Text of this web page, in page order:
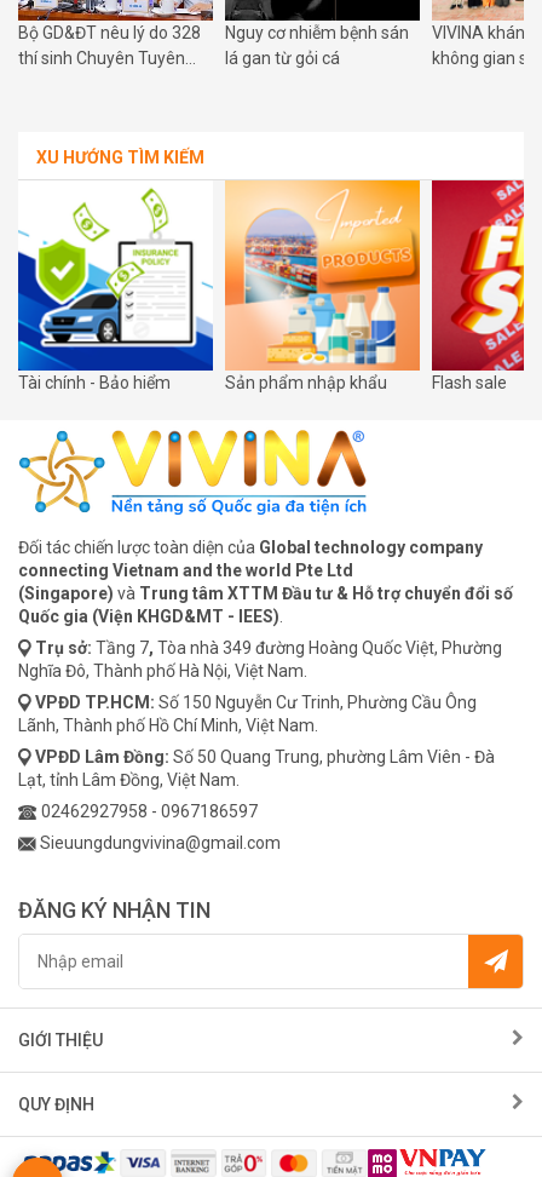
Bộ GD&ĐT nêu lý do 328
thí sinh Chuyên Tuyên
Nguy cơ nhiễm bệnh sán
lá gan từ gỏi cá
VIVINA khánh
không gian
XU HƯỚNG TÌM KIẾM
Tài chính - Bảo hiểm Sản phẩm nhập khẩu Flash sale
Đối tác chiến lược toàn diện của Global technology company
connecting Vietnam and the world Pte Ltd
(Singapore) và Trung tâm XTTM Đầu tư & Hỗ trợ chuyển đổi số
Quốc gia (Viện KHGD&MT - IEES)
Trụ sở: Tầng 7, Tòa nhà 349 đường Hoàng Quốc Việt, Phường
Nghĩa Đô, Thành phố Hà Nội, Việt Nam.
VPĐD TP.HCM: Số 150 Nguyễn Cư Trinh, Phường Cầu Ông
Lãnh, Thành phố Hồ Chí Minh, Việt Nam.
VPĐD Lâm Đồng: Số 50 Quang Trung, phường Lâm Viên - Đà
Lạt, tỉnh Lâm Đồng, Việt Nam.
02462927958 - 0967186597
Sieuungdungvivina@gmail.com
ĐĂNG KÝ NHẬN TIN
GIỚI THIỆU
QUY ĐỊNH